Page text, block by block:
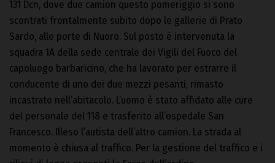
131 Dcn, dove due camion questo pomeriggio si sono
scontrati frontalmente subito dopo le gallerie di Prato
Sardo, alle porte di Nuoro. Sul posto è intervenuta la
squadra 1A della sede centrale dei Vigili del Fuoco del
capoluogo barbaricino, che ha lavorato per estrarre il
conducente di uno dei due mezzi pesanti, rimasto
incastrato nell’abitacolo. L’uomo è stato affidato alle cure
del personale del 118 e trasferito all’ospedale San
Francesco. Illeso l’autista dell’altro camion. La strada al
momento è chiusa al traffico. Per la gestione del traffico e i